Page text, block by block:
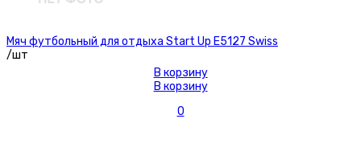
Мяч футбольный для отдыха Start Up E5127 Swiss
/шт
В корзину
В корзину
0